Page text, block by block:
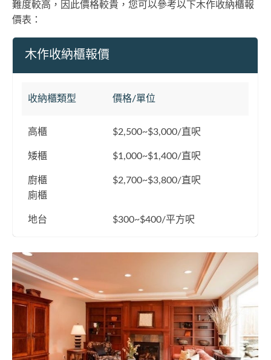
難度較高，因此價格較貴，您可以參考以下木作收納櫃報
價表：
木作收納櫃報價
收納櫃類型 價格/單位
高櫃 $2,500~$3,000/直呎
矮櫃 $1,000~$1,400/直呎
廚櫃
廁櫃
$2,700~$3,800/直呎
地台 $300~$400/平方呎